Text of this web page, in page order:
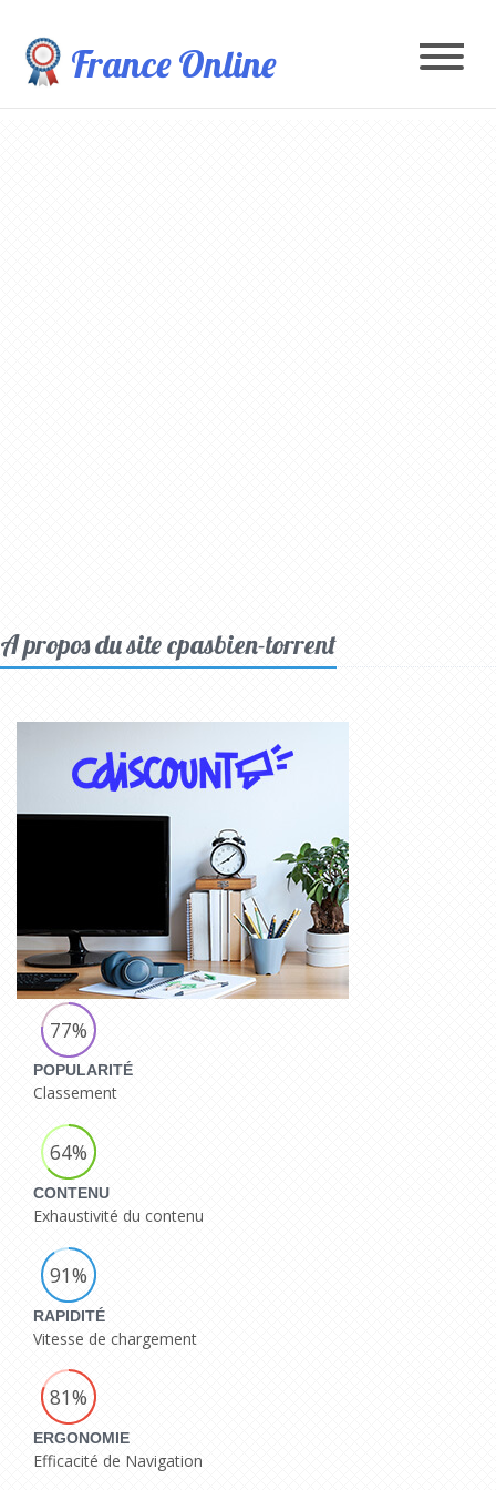
France Online
A propos du site cpasbien-torrent
77%
POPULARITÉ
Classement
64%
CONTENU
Exhaustivité du contenu
91%
RAPIDITÉ
Vitesse de chargement
81%
ERGONOMIE
Efficacité de Navigation